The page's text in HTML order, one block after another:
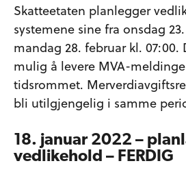
Skatteetaten planlegger
systemene sine fra onsdag
mandag 28. februar kl.
mulig å levere MVA-
tidsrommet.
bli utilgjengelig i samme
18. januar 2022 –
vedlikehold – FERDIG